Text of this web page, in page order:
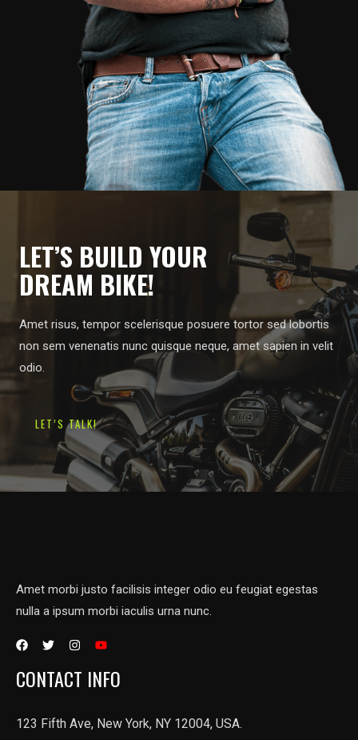
LET’S BUILD YOUR
DREAM BIKE!
Amet risus, tempor scelerisque posuere tortor sed lobortis
non sem venenatis nunc quisque neque, amet sapien in velit
odio.
LET’S TALK!
Amet morbi justo facilisis integer odio eu feugiat egestas
nulla a ipsum morbi iaculis urna nunc.
CONTACT INFO
123 Fifth Ave, New York, NY 12004, USA.